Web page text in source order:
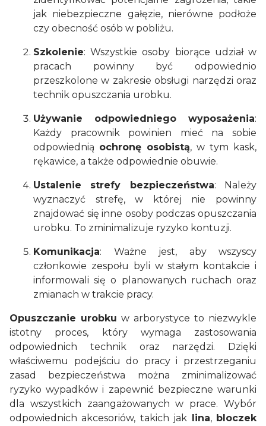
jak niebezpieczne gałęzie, nierówne podłoże
czy obecność osób w pobliżu.
Szkolenie: Wszystkie osoby biorące udział w
pracach powinny być odpowiednio
przeszkolone w zakresie obsługi narzędzi oraz
technik opuszczania urobku.
Używanie odpowiedniego wyposażenia:
Każdy pracownik powinien mieć na sobie
odpowiednią ochronę osobistą, w tym kask,
rękawice, a także odpowiednie obuwie.
Ustalenie strefy bezpieczeństwa: Należy
wyznaczyć strefę, w której nie powinny
znajdować się inne osoby podczas opuszczania
urobku. To zminimalizuje ryzyko kontuzji.
Komunikacja: Ważne jest, aby wszyscy
członkowie zespołu byli w stałym kontakcie i
informowali się o planowanych ruchach oraz
zmianach w trakcie pracy.
Opuszczanie urobku w arborystyce to niezwykle
istotny proces, który wymaga zastosowania
odpowiednich technik oraz narzędzi. Dzięki
właściwemu podejściu do pracy i przestrzeganiu
zasad bezpieczeństwa można zminimalizować
ryzyko wypadków i zapewnić bezpieczne warunki
dla wszystkich zaangażowanych w prace. Wybór
odpowiednich akcesoriów, takich jak
lina, bloczek